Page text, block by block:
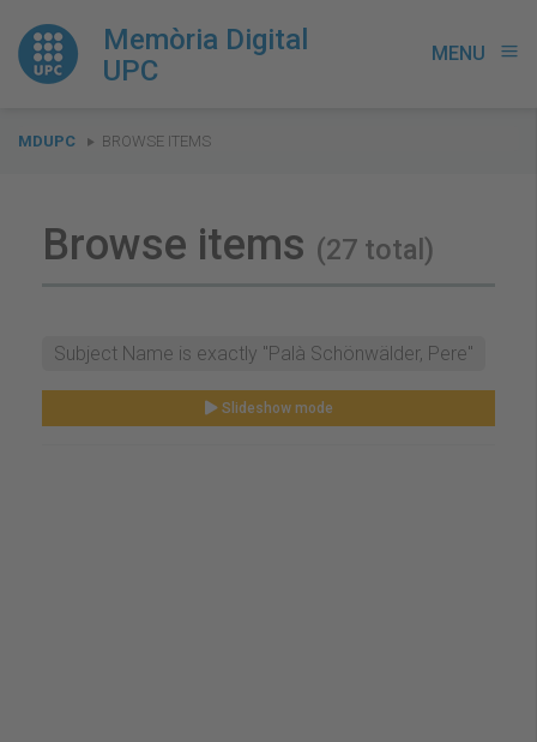
Memòria Digital
UPC
MENU menu
You
MDUPC BROWSE ITEMS
Browse items (27 total)
Subject Name is exactly "Palà Schönwälder, Pere"
Slideshow mode